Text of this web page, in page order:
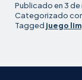
Publicado en3 de
Categorizado
Tagged juego